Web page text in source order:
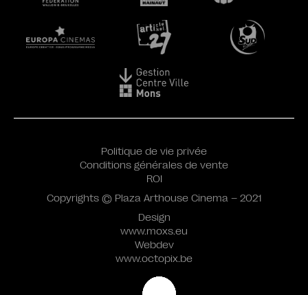
Design
www.moxs.eu
Webdev
www.octopix.be
Politique de vie privée
Conditions générales de vente
ROI
Copyrights © Plaza Arthouse Cinema – 2021